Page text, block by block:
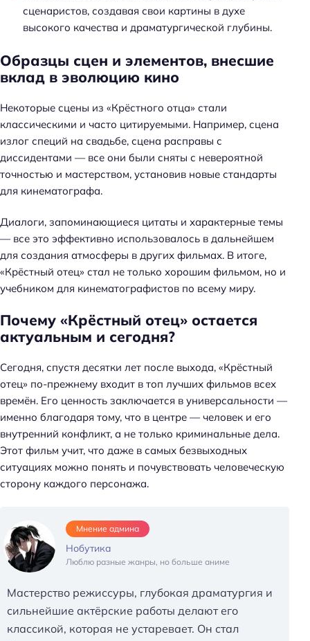
сценаристов, создавая свои картины в духе
высокого качества и драматургической глубины.
Образцы сцен и элементов, внесшие
вклад в эволюцию кино
Некоторые сцены из «Крёстного отца» стали
классическими и часто цитируемыми. Например, сцена
излог специй на свадьбе, сцена расправы с
диссидентами — все они были сняты с невероятной
точностью и мастерством, установив новые стандарты
для кинематографа.
Диалоги, запоминающиеся цитаты и характерные темы
— все это эффективно использовалось в дальнейшем
для создания атмосферы в других фильмах. В итоге,
«Крёстный отец» стал не только хорошим фильмом, но и
учебником для кинематографистов по всему миру.
Почему «Крёстный отец» остается
актуальным и сегодня?
Сегодня, спустя десятки лет после выхода, «Крёстный
отец» по-прежнему входит в топ лучших фильмов всех
времён. Его ценность заключается в универсальности —
именно благодаря тому, что в центре — человек и его
внутренний конфликт, а не только криминальные дела.
Этот фильм учит, что даже в самых безвыходных
ситуациях можно понять и почувствовать человеческую
сторону каждого персонажа.
Мнение админа
Нобутика
Люблю разные жанры, но больше аниме
Мастерство режиссуры, глубокая драматургия и
сильнейшие актёрские работы делают его
классикой, которая не устаревает. Он стал